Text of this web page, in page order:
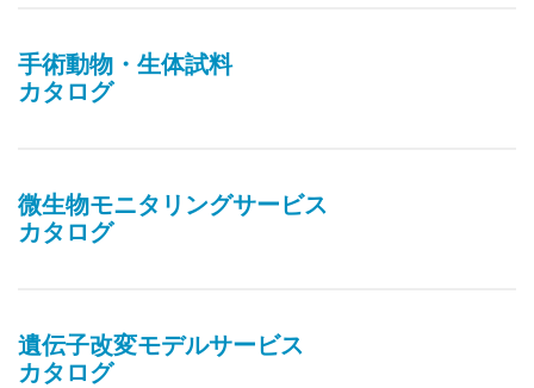
手術動物・生体試料
カタログ
微生物モニタリングサービス
カタログ
遺伝子改変モデルサービス
カタログ